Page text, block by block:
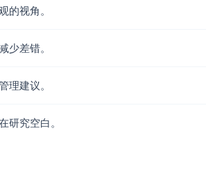
的视角。
少差错。
理建议。
研究空白。